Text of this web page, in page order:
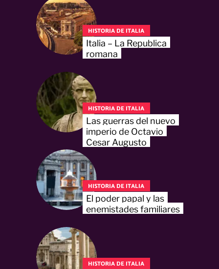
HISTORIA DE ITALIA
Italia – La Republica
romana
HISTORIA DE ITALIA
Las guerras del nuevo
imperio de Octavio
Cesar Augusto
HISTORIA DE ITALIA
El poder papal y las
enemistades familiares
HISTORIA DE ITALIA